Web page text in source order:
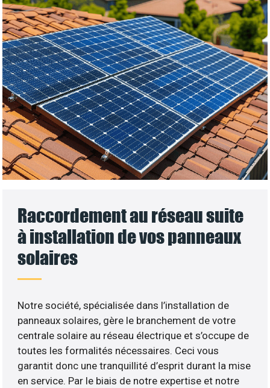
Raccordement au réseau suite
à installation de vos panneaux
solaires
Notre société, spécialisée dans l’installation de
panneaux solaires, gère le branchement de votre
centrale solaire au réseau électrique et s’occupe de
toutes les formalités nécessaires. Ceci vous
garantit donc une tranquillité d’esprit durant la mise
en service. Par le biais de notre expertise et notre